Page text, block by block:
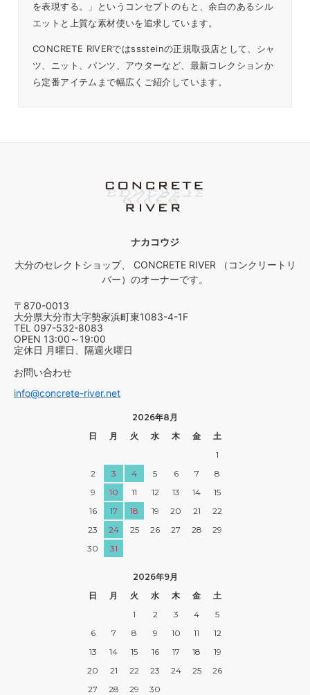
を表現する。」というコンセプトのもと、余白のあるシル
エットと上質な素材使いを追求しています。
CONCRETE RIVERではsssteinの正規取扱店として、シャ
ツ、ニット、パンツ、アウターなど、最新コレクションか
ら定番アイテムまで幅広くご紹介しています。
ナカコウジ
大分のセレクトショップ、 CONCRETE RIVER （コンクリートリ
バー）のオーナーです。
〒870-0013
大分県大分市大字勢家浜町東1083-4-1F
TEL 097-532-8083
OPEN 13:00～19:00
定休日 月曜日、隔週火曜日
お問い合わせ
info@concrete-river.net
2026年8月
日
月 火 水 木 金
土
1
2
3 4 5 6 7
8
9
10 11 12 13 14
15
16
17 18 19 20 21
22
23
24 25 26 27 28
29
30
31
2026年9月
日
月 火 水 木 金
土
1
2 3 4
5
6
7 8 9 10 11
12
13
14 15 16 17 18
19
20
21 22 23 24 25
26
27
28 29 30